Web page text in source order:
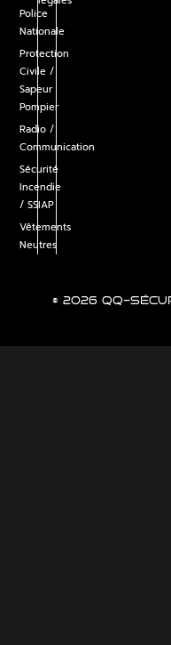
Police
Nationale
Protection
Civile /
Sapeur
Pompier
Radio /
Communication
Sécurité
Incendie
/ SSIAP
Vêtements
Neutres
© 2026 QQ-